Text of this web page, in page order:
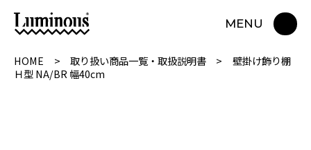
MENU
HOME 取り扱い商品一覧・取扱説明書
壁掛け飾り棚
Ｈ型 NA/BR 幅40cm